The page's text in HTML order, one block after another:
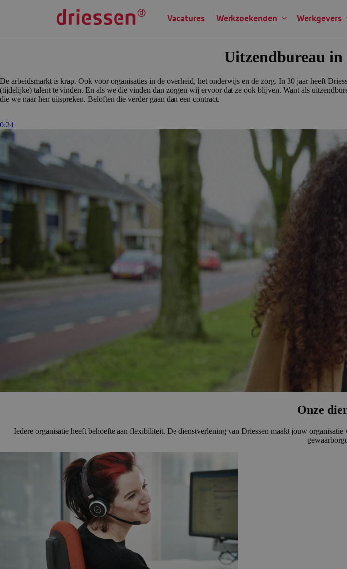
Vacatures Werkzoekenden Werkgevers
Uitzendbu­reau
De arbeidsmarkt is krap. Ook voor organisaties in de overheid, het onderwijs en de zorg. In 30 jaar heeft
(tijdelijke) talent te vinden. En als we die vinden dan zorgen wij ervoor dat ze ook blijven. Want als
die we naar hen uitspreken. Beloften die verder gaan dan een contract.
0:24
Onze
Iedere organisatie heeft behoefte aan flexibiliteit. De dienstverlening van Driessen maakt jouw